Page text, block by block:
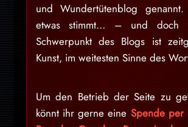
und Wundertütenblog
etwas stimmt… – und doch
Schwerpunkt des Blogs ist
Kunst, im weitesten Sinne des
Um den Betrieb der Seite zu
könnt ihr gerne eine Spende per